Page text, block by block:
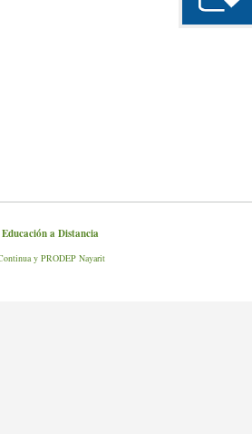
Educación a Distancia
y PRODEP Nayarit